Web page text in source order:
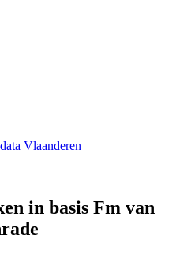
Vlaanderen
in basis Fm van